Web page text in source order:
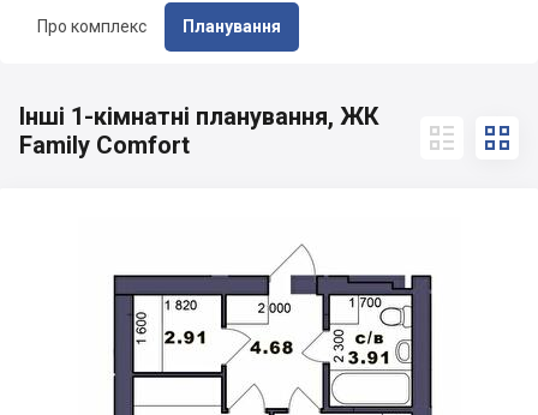
Про комплекс Планування
Інші 1-кімнатні планування, ЖК
Family Comfort
 